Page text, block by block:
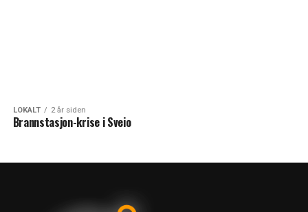
LOKALT 2 år siden
Brannstasjon-krise i Sveio